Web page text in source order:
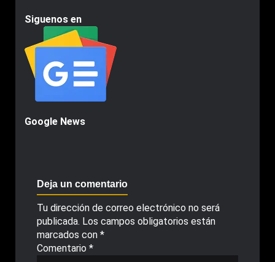
Siguenos en
Google News
Deja un comentario
Tu dirección de correo electrónico no será
publicada. Los campos obligatorios están
marcados con *
Comentario *